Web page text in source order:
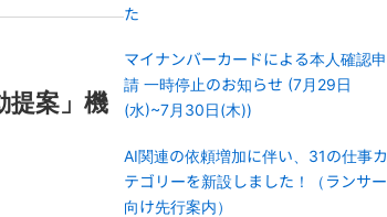
提案」機
た
マイナンバーカードによる本人確認申
請 一時停止のお知らせ (7月29日
(水)~7月30日(木))
AI関連の依頼増加に伴い、31の仕事カ
テゴリーを新設しました！（ランサー
向け先行案内）